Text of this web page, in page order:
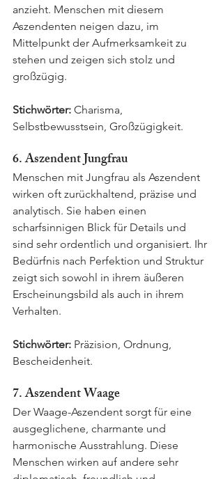
anzieht. Menschen mit diesem
Aszendenten neigen dazu, im
Mittelpunkt der Aufmerksamkeit zu
stehen und zeigen sich stolz und
großzügig.
Stichwörter: Charisma,
Selbstbewusstsein, Großzügigkeit.
6. Aszendent Jungfrau
Menschen mit Jungfrau als Aszendent
wirken oft zurückhaltend, präzise und
analytisch. Sie haben einen
scharfsinnigen Blick für Details und
sind sehr ordentlich und organisiert. Ihr
Bedürfnis nach Perfektion und Struktur
zeigt sich sowohl in ihrem äußeren
Erscheinungsbild als auch in ihrem
Verhalten.
Stichwörter: Präzision, Ordnung,
Bescheidenheit.
7. Aszendent Waage
Der Waage-Aszendent sorgt für eine
ausgeglichene, charmante und
harmonische Ausstrahlung. Diese
Menschen wirken auf andere sehr